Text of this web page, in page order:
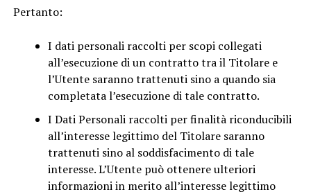
Pertanto:
I dati personali raccolti per scopi collegati
all’esecuzione di un contratto tra il Titolare e
l’Utente saranno trattenuti sino a quando sia
completata l’esecuzione di tale contratto.
I Dati Personali raccolti per finalità riconducibili
all’interesse legittimo del Titolare saranno
trattenuti sino al soddisfacimento di tale
interesse. L’Utente può ottenere ulteriori
informazioni in merito all’interesse legittimo